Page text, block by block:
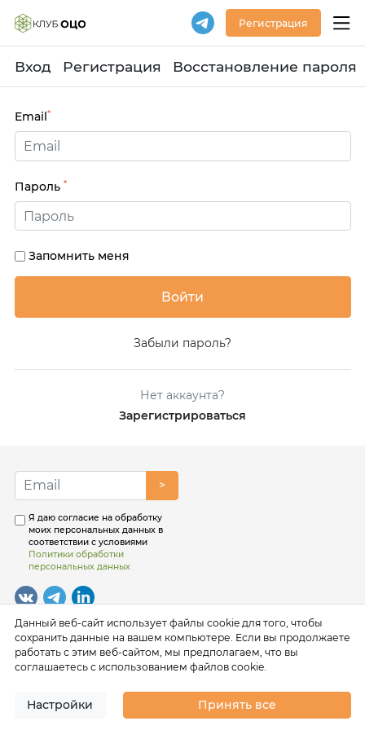
Регистрация
Вход Регистрация Восстановление пароля
Email*
Пароль *
Запомнить меня
Забыли пароль?
Нет аккаунта?
Зарегистрироваться
>
Я даю согласие на обработку
моих персональных данных в
соответствии с условиями
Политики обработки
персональных данных
Данный веб-сайт использует файлы cookie для того, чтобы
сохранить данные на вашем компьютере. Если вы продолжаете
работать с этим веб-сайтом, мы предполагаем, что вы
соглашаетесь с использованием файлов cookie.
Настройки Принять все